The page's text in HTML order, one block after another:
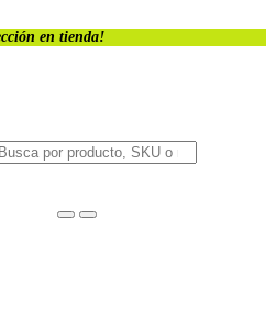
en tienda!